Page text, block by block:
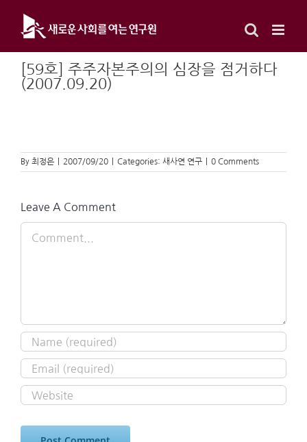
content
[59호] 주주자본주의의 심장을 점거하다
(2007.09.20)
By 최정은 2007/09/20 Categories: 새사연 연구 0 Comments
Leave A Comment